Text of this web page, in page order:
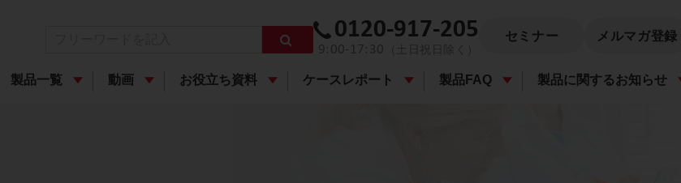
0120-917-205
9:00-17:30
セミナー メルマガ登録
製品一覧 動画 お役立ち資料 ケースレポート 製品FAQ 製品に関するお知らせ